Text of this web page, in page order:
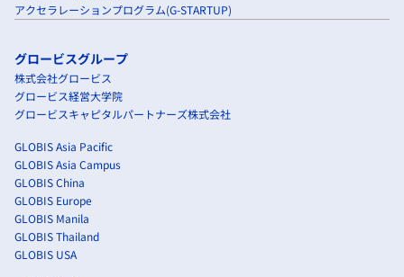
アクセラレーションプログラム(G-STARTUP)
グロービスグループ
株式会社グロービス
グロービス経営大学院
グロービスキャピタルパートナーズ株式会社
GLOBIS Asia Pacific
GLOBIS Asia Campus
GLOBIS China
GLOBIS Europe
GLOBIS Manila
GLOBIS Thailand
GLOBIS USA